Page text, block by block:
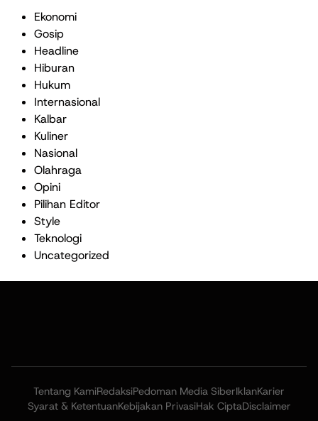
Ekonomi
Gosip
Headline
Hiburan
Hukum
Internasional
Kalbar
Kuliner
Nasional
Olahraga
Opini
Pilihan Editor
Style
Teknologi
Uncategorized
Tentang KamiRedaksiPedoman Media SiberIklanKarier
Syarat & KetentuanKebijakan PrivasiHak CiptaDisclaimer